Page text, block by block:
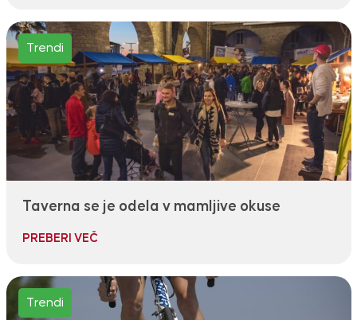
Trendi
Taverna se je odela v mamljive okuse
PREBERI VEČ
Trendi